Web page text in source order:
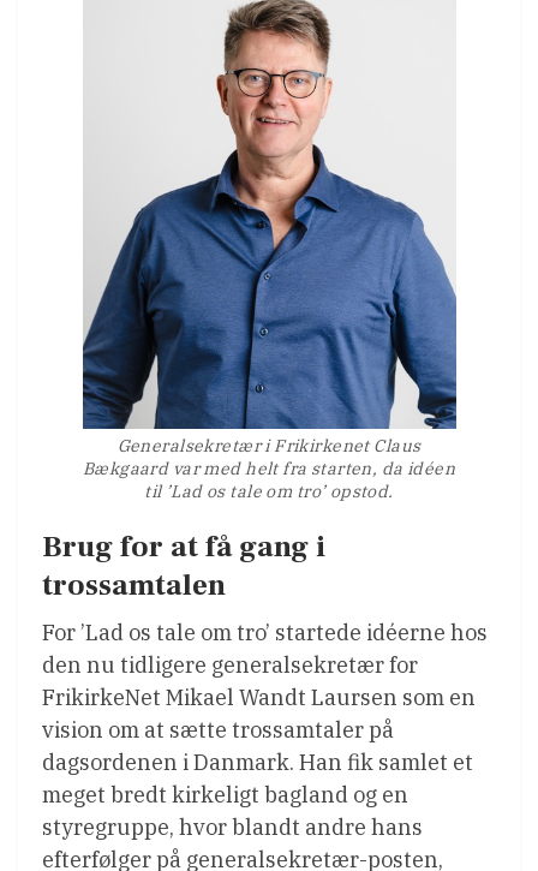
Generalsekretær i Frikirkenet Claus
Bækgaard var med helt fra starten, da idéen
til ’Lad os tale om tro’ opstod.
Brug for at få gang i
trossamtalen
For ’Lad os tale om tro’ startede idéerne hos
den nu tidligere generalsekretær for
FrikirkeNet Mikael Wandt Laursen som en
vision om at sætte trossamtaler på
dagsordenen i Danmark. Han fik samlet et
meget bredt kirkeligt bagland og en
styregruppe, hvor blandt andre hans
efterfølger på generalsekretær-posten,